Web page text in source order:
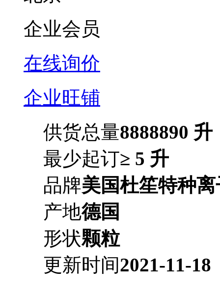
企业会员
在线询价
企业旺铺
供货总量8888890 升
最少起订≥ 5 升
品牌美国杜笙特种
产地德国
形状颗粒
更新时间2021-11-18